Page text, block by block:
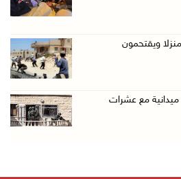
حر شديدة اعتبار ...
إصابات و ...
ويقتحمون
مع عشرات